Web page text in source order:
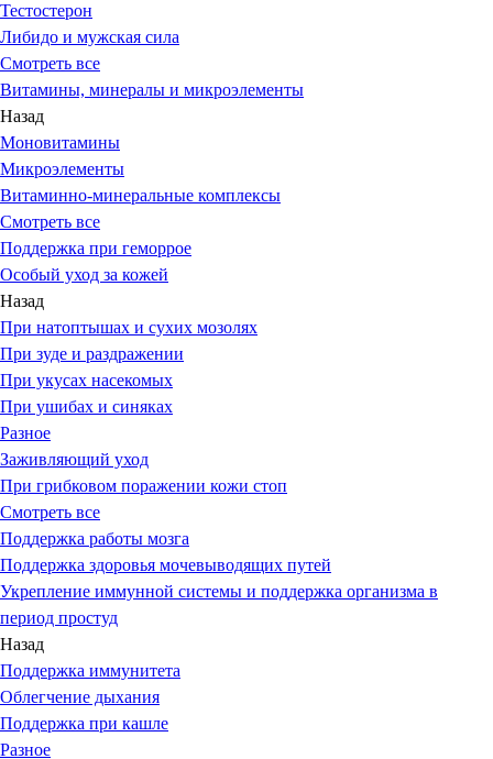
Тестостерон
Либидо и мужская сила
Смотреть все
Витамины, минералы и микроэлементы
Назад
Моновитамины
Микроэлементы
Витаминно-минеральные комплексы
Смотреть все
Поддержка при геморрое
Особый уход за кожей
Назад
При натоптышах и сухих мозолях
При зуде и раздражении
При укусах насекомых
При ушибах и синяках
Разное
Заживляющий уход
При грибковом поражении кожи стоп
Смотреть все
Поддержка работы мозга
Поддержка здоровья мочевыводящих путей
Укрепление иммунной системы и поддержка организма в
период простуд
Назад
Поддержка иммунитета
Облегчение дыхания
Поддержка при кашле
Разное